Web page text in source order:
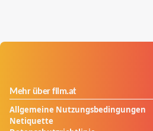
Mehr über film.at
Allgemeine Nutzungsbedingungen
Netiquette